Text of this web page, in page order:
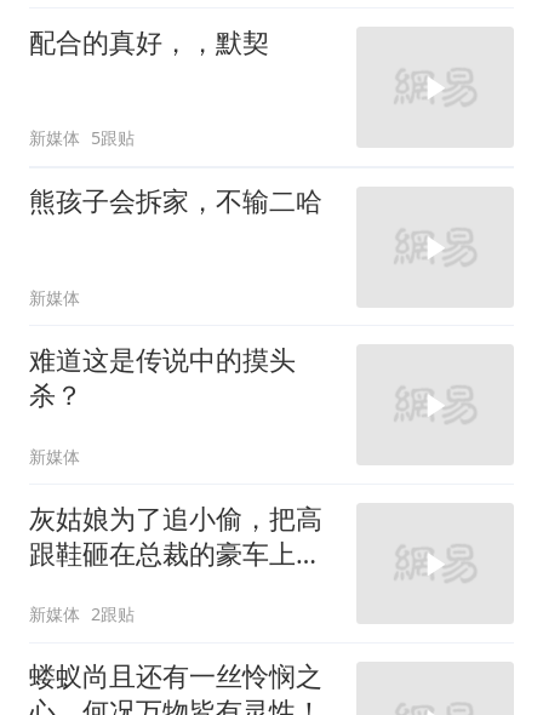
配合的真好，，默契
新媒体 5跟贴
熊孩子会拆家，不输二哈
新媒体
难道这是传说中的摸头
杀？
新媒体
灰姑娘为了追小偷，把高
跟鞋砸在总裁的豪车上，
新媒体 2跟贴
蝼蚁尚且还有一丝怜悯之